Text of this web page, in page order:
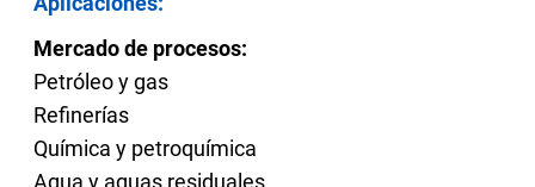
Mercado de procesos:
Petróleo y gas
Refinerías
Química y petroquímica
Agua y aguas residuales